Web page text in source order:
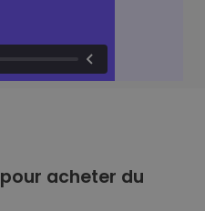
pour acheter du